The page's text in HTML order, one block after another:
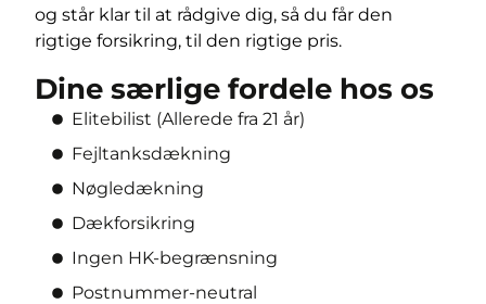
og står klar til at rådgive dig, så du får den
rigtige forsikring, til den rigtige pris.
Dine særlige fordele hos os
Elitebilist (Allerede fra 21 år)
Fejltanksdækning
Nøgledækning
Dækforsikring
Ingen HK-begrænsning
Postnummer-neutral